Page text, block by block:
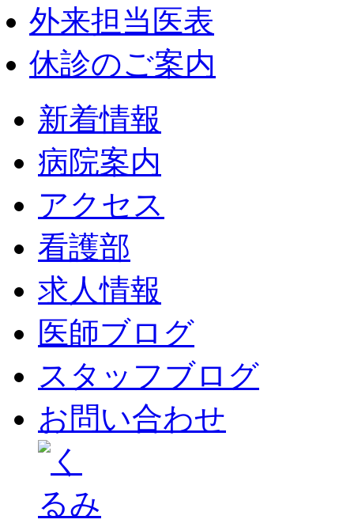
外来担当医表
休診のご案内
新着情報
病院案内
アクセス
看護部
求人情報
医師ブログ
スタッフブログ
お問い合わせ